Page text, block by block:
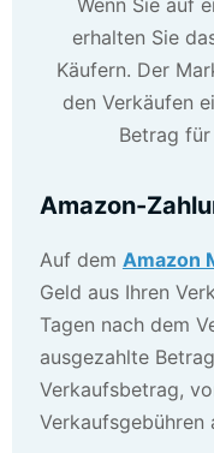
erhalten Sie
Käufern. Der
den Verkäufen
Betrag für
Amazon-
Auf dem Amazon
Geld aus Ihren
Tagen nach dem
ausgezahlte
Verkaufsbetrag,
Verkaufsgebühren